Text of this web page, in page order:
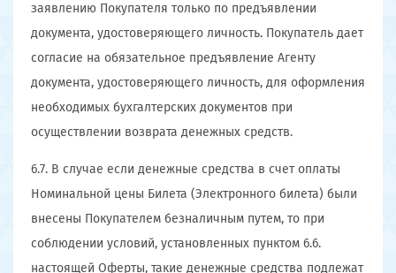
заявлению Покупателя только по предъявлении
документа, удостоверяющего личность. Покупатель дает
согласие на обязательное предъявление Агенту
документа, удостоверяющего личность, для оформления
необходимых бухгалтерских документов при
осуществлении возврата денежных средств.
6.7. В случае если денежные средства в счет оплаты
Номинальной цены Билета (Электронного билета) были
внесены Покупателем безналичным путем, то при
соблюдении условий, установленных пунктом 6.6.
настоящей Оферты, такие денежные средства подлежат